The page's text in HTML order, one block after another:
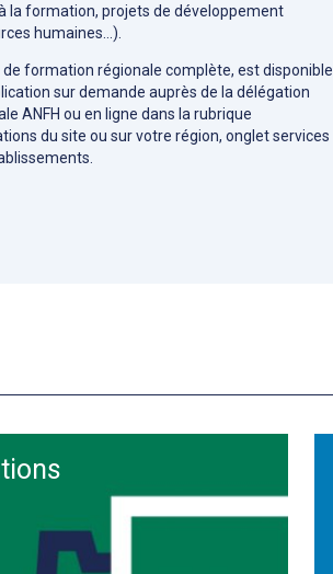
la formation, projets de développement
humaines…).
de formation régionale complète, est disponible
sur demande auprès de la délégation
ANFH ou en ligne dans la rubrique
du site ou sur votre région, onglet services